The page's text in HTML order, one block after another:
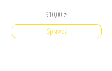
910,00 zł
Sprawdź